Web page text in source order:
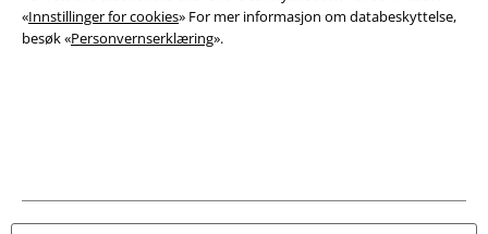
«Innstillinger for cookies» For mer informasjon om databeskyttelse,
besøk «Personvernserklæring».
Avfallshåndtering og miljøbeskyttelse
Alle priser inkluderer moms og skatt.Frakt er ikke inkludert.